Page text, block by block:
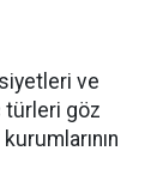
ve
türleri göz